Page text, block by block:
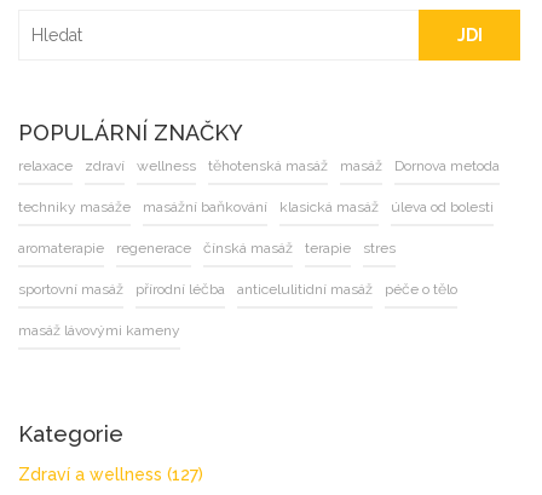
JDI
POPULÁRNÍ ZNAČKY
relaxace zdraví wellness těhotenská masáž masáž Dornova metoda
techniky masáže masážní baňkování klasická masáž úleva od bolesti
aromaterapie regenerace čínská masáž terapie stres
sportovní masáž přírodní léčba anticelulitidní masáž péče o tělo
masáž lávovými kameny
Kategorie
Zdraví a wellness (127)